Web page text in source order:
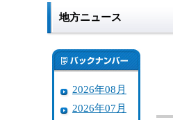
地方ニュース
2026年08月
2026年07月